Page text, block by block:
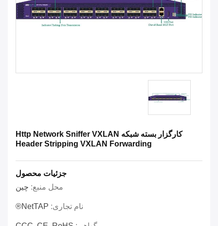
کارگزار بسته شبکه Http Network Sniffer VXLAN
Header Stripping VXLAN Forwarding
جزئیات محصول
محل منبع: چین
نام تجاری: NetTAP®